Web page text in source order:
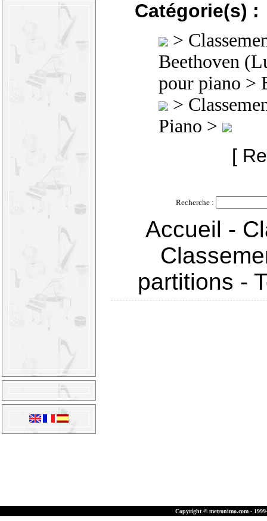
Catégorie(s) :
>
Beethoven
pour piano >
>
Piano >
[
Recherche :
Accueil -
partitions -
Copyright © metronimo.com -